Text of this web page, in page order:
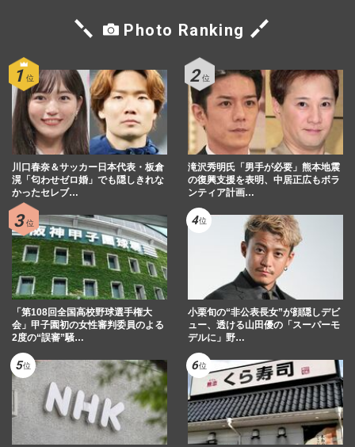
Photo Ranking
川口春奈＆サッカー日本代表・板倉
滉「匂わせゼロ婚」でも隠しきれな
かったセレブ…
滝沢秀明氏「男手が必要」熊本地震
の復興支援を表明、中居正広もボラ
ンティア計画…
「第108回全国高校野球選手権大
会」甲子園初の女性審判委員のよる
2度の“誤審”騒…
小栗旬の“非公表長女”が顔隠しデビ
ュー、透ける山田優の「スーパーモ
デルに」野…